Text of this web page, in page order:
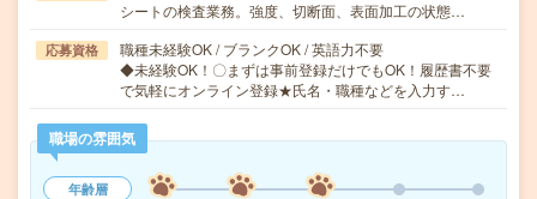
シートの検査業務。強度、切断面、表面加工の状態…
応募資格
職種未経験OK / ブランクOK / 英語力不要
◆未経験OK！〇まずは事前登録だけでもOK！履歴書不要
で気軽にオンライン登録★氏名・職種などを入力す…
職場の雰囲気
年齢層